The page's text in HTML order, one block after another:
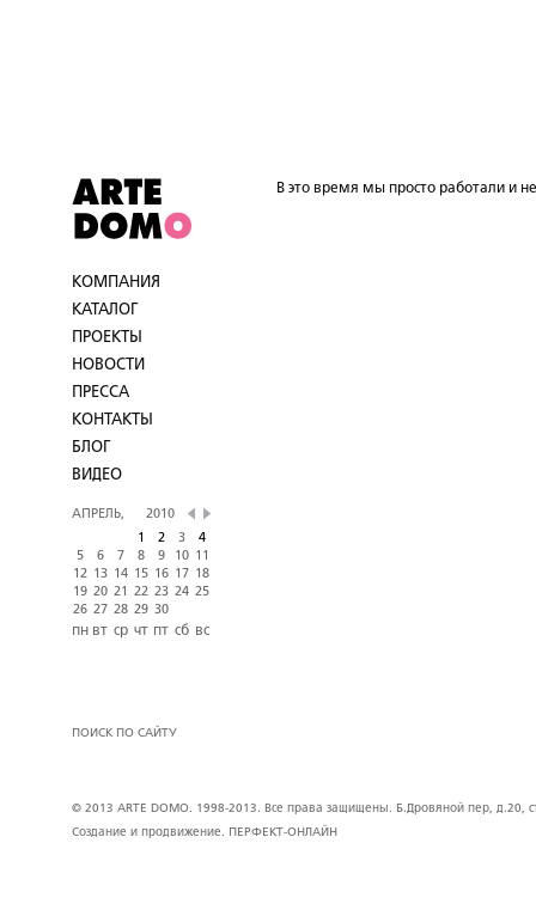
КОМПАНИЯ
КАТАЛОГ
ПРОЕКТЫ
НОВОСТИ
ПРЕССА
КОНТАКТЫ
БЛОГ
ВИДЕО
АПРЕЛЬ,
2010
1
2 3
4
5
6 7 8 9 10
11
12 13 14 15 16 17
18
19 20 21 22 23 24 25
26 27 28 29 30
пн вт ср чт пт сб вс
ПОИСК ПО САЙТУ
В это время мы просто работали и
© 2013 ARTE DOMO. 1998-2013. Все права защищены. Б.Дровяной пер, д.20,
Создание и продвижение.
ПЕРФЕКТ-ОНЛАЙН